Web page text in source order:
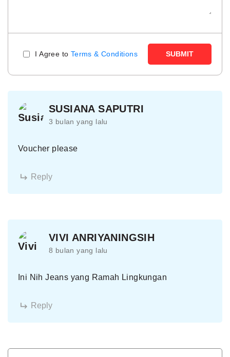
I Agree to Terms & Conditions SUBMIT
SUSIANA SAPUTRI
3 bulan yang lalu
Voucher please
Reply
VIVI ANRIYANINGSIH
8 bulan yang lalu
Ini Nih Jeans yang Ramah Lingkungan
Reply